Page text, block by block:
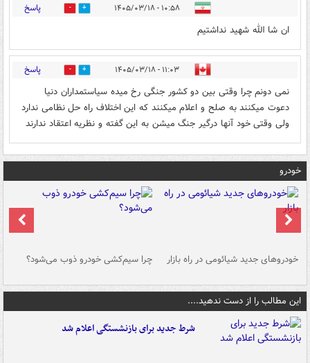
۱۰:۵۸ - ۱۴۰۵/۰۳/۱۸ 1 پاسخ
ان شا الله شهید نداشتیم
۱۱:۰۳ - ۱۴۰۵/۰۳/۱۸ 0 پاسخ
نمی دونم چرا وقتی بین دو کشور جنگی رخ میده سیاستمداران دنیا
دعوت میکنند به صلح و اعلام میکنند که این اختلاف راه حل نظامی ندارد
ولی وقتی خود آنها درگیر جنگ میشن به این گفته و نظریه اعتقاد ندارند
خودرو
خودروهای جدید شیائومی در راه بازار چرا سیم‌کشی خودرو ذوب می‌شود؟
این مطالب را از دست ندهید....
شرط جدید برای بازنشستگی اعلام شد